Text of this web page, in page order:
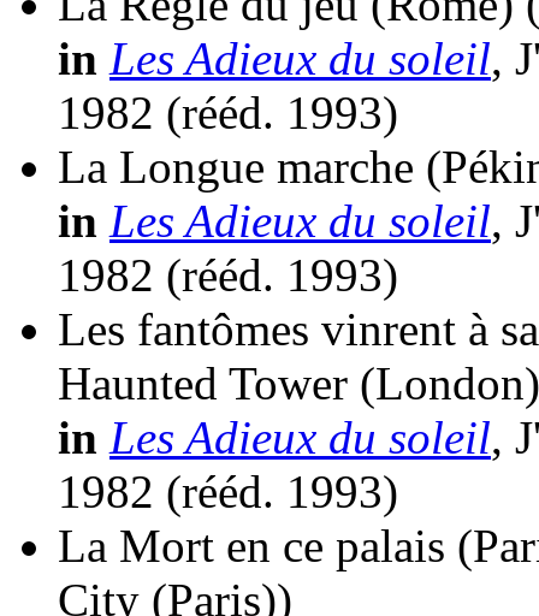
in Les Adieux du soleil,
1982 (rééd. 1993)
La Longue marche
in Les Adieux du soleil,
1982 (rééd. 1993)
Les fantômes vinrent à
Haunted Tower
in Les Adieux du soleil,
1982 (rééd. 1993)
La Mort en ce palais
City (Paris))